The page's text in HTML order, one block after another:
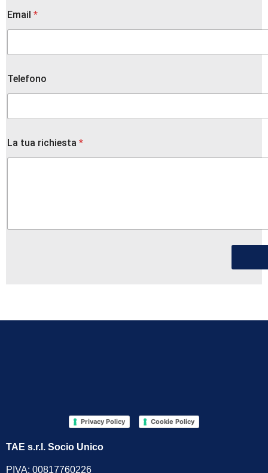
Email *
Telefono
La tua richiesta *
Privacy Policy Cookie Policy
TAE s.r.l. Socio Unico
PIVA: 00817760226